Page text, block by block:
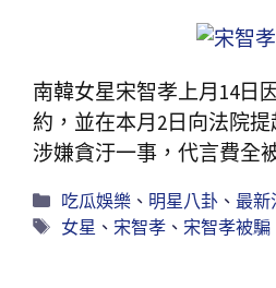
南韓女星宋智孝上月14日
約，並在本月2日向法院
涉嫌貪汙一事，代言費全
吃瓜娛樂、 明星八卦、 最新
女星 、 宋智孝、 宋智孝被騙